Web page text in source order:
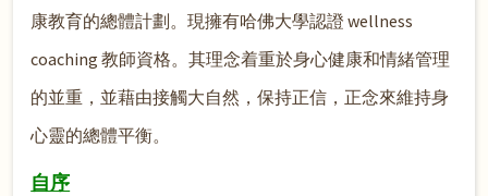
康教育的總體計劃。現擁有哈佛大學認證 wellness
coaching 教師資格。其理念着重於身心健康和情緒管理
的並重，並藉由接觸大自然，保持正信，正念來維持身
心靈的總體平衡。
自序